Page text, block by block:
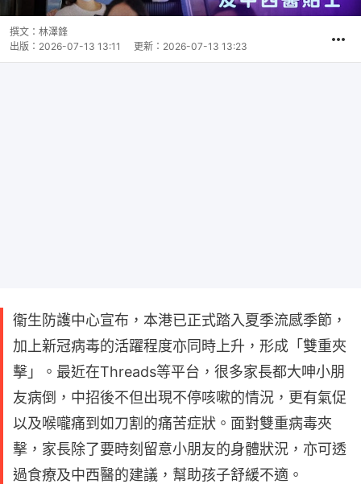
撰文： 林澤鋒
出版： 2026-07-13 13:11 更新： 2026-07-13 13:23
衞生防護中心宣布，本港已正式踏入夏季流感季節，
加上新冠病毒的活躍程度亦同時上升，形成「雙重夾
擊」。最近在Threads等平台，很多家長都大呻小朋
友病倒，中招後不但出現不停咳嗽的情況，更有氣促
以及喉嚨痛到如刀割的痛苦症狀。面對雙重病毒夾
擊，家長除了要時刻留意小朋友的身體狀況，亦可透
過食療及中西醫的建議，幫助孩子舒緩不適。